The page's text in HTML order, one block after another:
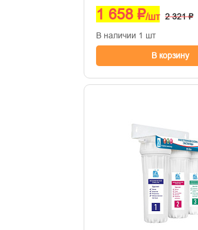
1 658 ₽/шт 2 321 ₽
В наличии 1 шт
В корзину